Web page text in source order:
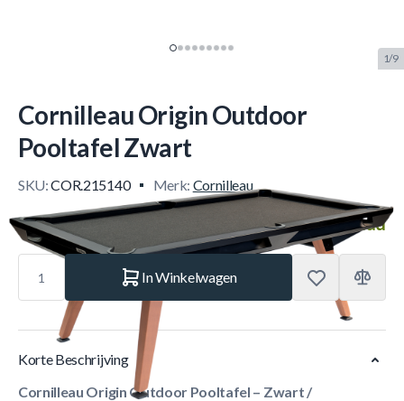
1/9
Cornilleau Origin Outdoor
Pooltafel Zwart
SKU:COR.215140 Merk: Cornilleau
€ 5.490.– Op voorraad
In Winkelwagen
Korte Beschrijving
Cornilleau Origin Outdoor Pooltafel – Zwart /